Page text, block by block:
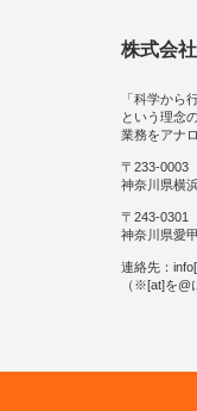
株式会
「科学から
という理念
業務をアナ
〒233-0003
神奈川県横
〒243-0301
神奈川県愛
連絡先：
（※[at]を@